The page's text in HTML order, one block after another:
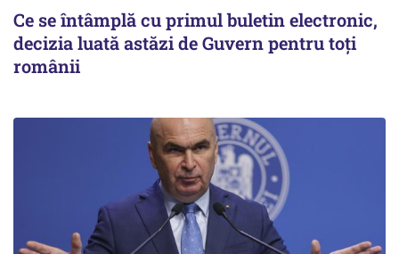
Ce se întâmplă cu primul buletin electronic,
decizia luată astăzi de Guvern pentru toți
românii